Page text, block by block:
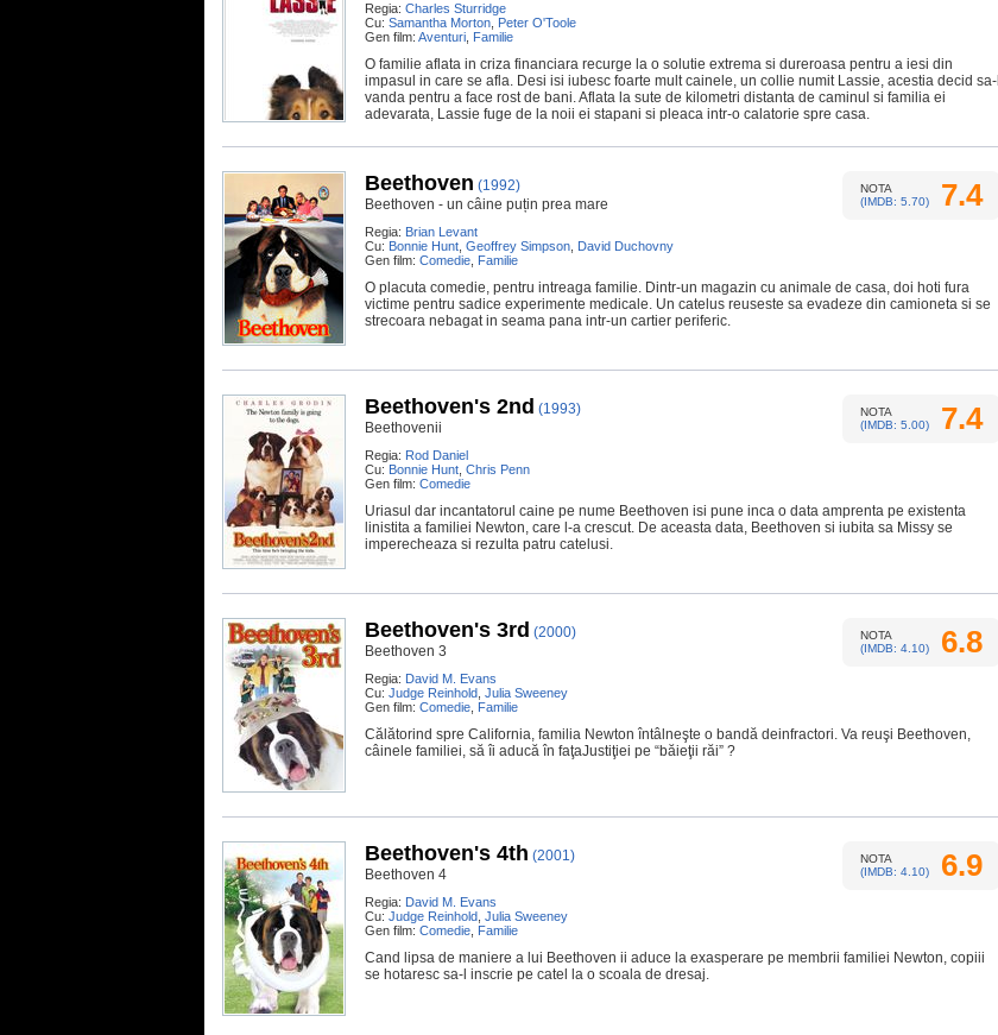
Regia: Charles Sturridge
Cu: Samantha Morton Peter O'Toole
Gen film: Aventuri Familie
O familie aflata in criza financiara recurge la o solutie extrema si dureroasa pentru a iesi din
impasul in care se afla. Desi isi iubesc foarte mult cainele, un collie numit Lassie, acestia decid sa-l
vanda pentru a face rost de bani. Aflata la sute de kilometri distanta de caminul si familia ei
adevarata, Lassie fuge de la noii ei stapani si pleaca intr-o calatorie spre casa.
NOTA
(IMDB: 5.70)
7.4
Beethoven (1992)
Beethoven - un câine puțin prea mare
Regia: Brian Levant
Cu: Bonnie Hunt Geoffrey Simpson David Duchovny
Gen film: Comedie Familie
O placuta comedie, pentru intreaga familie. Dintr-un magazin cu animale de casa, doi hoti fura
victime pentru sadice experimente medicale. Un catelus reuseste sa evadeze din camioneta si se
strecoara nebagat in seama pana intr-un cartier periferic.
NOTA
(IMDB: 5.00)
7.4
Beethoven's 2nd (1993)
Beethovenii
Regia: Rod Daniel
Cu: Bonnie Hunt Chris Penn
Gen film: Comedie
Uriasul dar incantatorul caine pe nume Beethoven isi pune inca o data amprenta pe existenta
linistita a familiei Newton, care l-a crescut. De aceasta data, Beethoven si iubita sa Missy se
imperecheaza si rezulta patru catelusi.
NOTA
(IMDB: 4.10)
6.8
Beethoven's 3rd (2000)
Beethoven 3
Regia: David M. Evans
Cu: Judge Reinhold Julia Sweeney
Gen film: Comedie Familie
Călătorind spre California, familia Newton întâlneşte o bandă deinfractori. Va reuşi Beethoven,
câinele familiei, să îi aducă în faţaJustiţiei pe “băieţii răi” ?
NOTA
(IMDB: 4.10)
6.9
Beethoven's 4th (2001)
Beethoven 4
Regia: David M. Evans
Cu: Judge Reinhold Julia Sweeney
Gen film: Comedie Familie
Cand lipsa de maniere a lui Beethoven ii aduce la exasperare pe membrii familiei Newton, copiii
se hotaresc sa-l inscrie pe catel la o scoala de dresaj.